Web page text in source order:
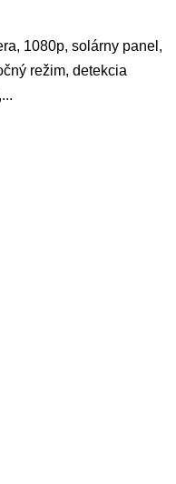
1080p, solárny panel,
režim, detekcia